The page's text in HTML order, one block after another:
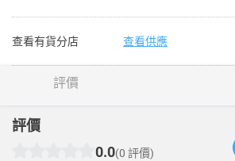
查看有貨分店 查看供應
評價
評價
0.0(0 評價)